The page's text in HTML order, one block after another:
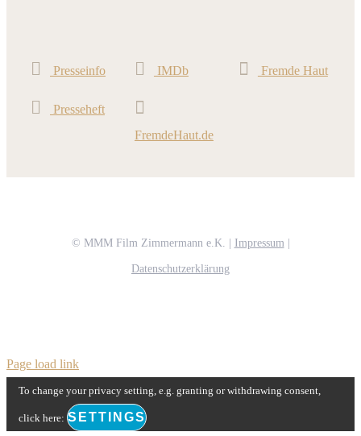
Presseinfo
Presseheft
IMDb
FremdeHaut.de
Fremde Haut
© MMM Film Zimmermann e.K. | Impressum|
Datenschutzerklärung
Page load link
To change your privacy setting, e.g. granting or withdrawing consent,
click here: SETTINGS